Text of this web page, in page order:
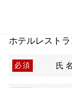
ホテルレスト
必須 氏名